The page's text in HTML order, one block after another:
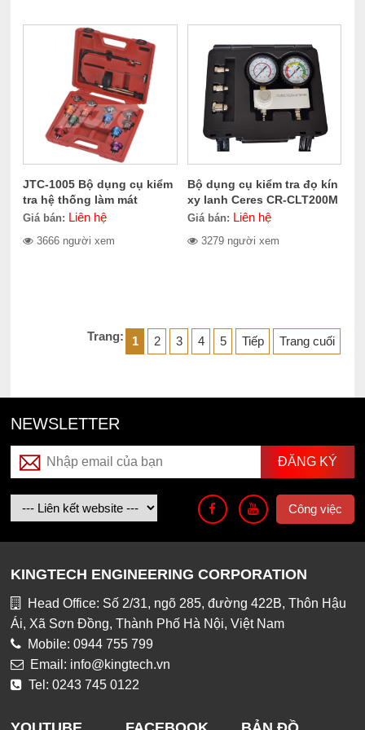
JTC-1005 Bộ dụng cụ kiểm
tra hệ thống làm mát
Giá bán: Liên hệ
3666 người xem
Bộ dụng cụ kiểm tra đọ kín
xy lanh Ceres CR-CLT200M
Giá bán: Liên hệ
3279 người xem
Trang: 1 2 3 4 5 Tiếp Trang cuối
NEWSLETTER
Công việc
KINGTECH ENGINEERING CORPORATION
Head Office: Số 2/31, ngõ 285, đường 422B, Thôn Hậu
Ái, Xã Sơn Đồng, Thành Phố Hà Nội, Việt Nam
Mobile: 0944 755 799
Email: info@kingtech.vn
Tel: 0243 745 0122